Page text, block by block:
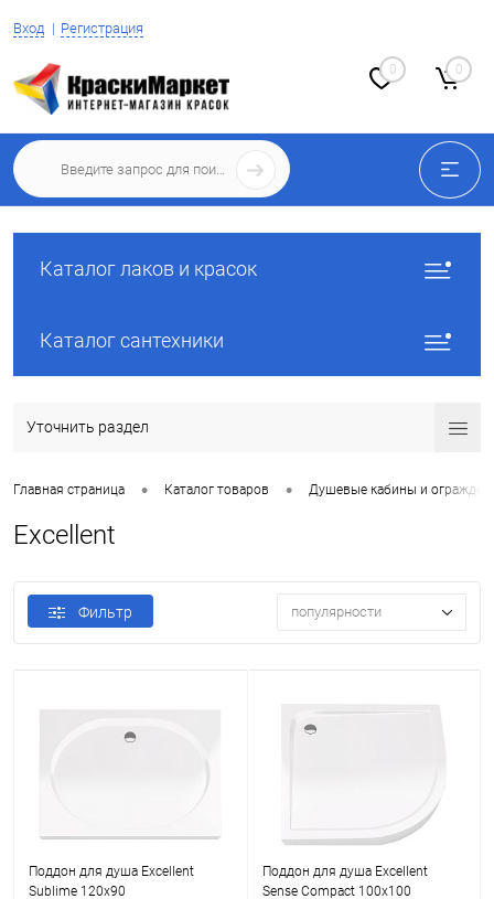
Вход Регистрация
0 0
Каталог лаков и красок
Каталог сантехники
Уточнить раздел
Главная страница • Каталог товаров • Душевые кабины и
Excellent
Фильтр популярности
Поддон для душа Excellent
Sublime 120х90
Поддон для душа Excellent
Sense Compact 100х100